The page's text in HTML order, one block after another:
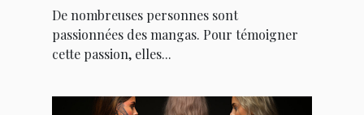
De nombreuses personnes sont
passionnées des mangas. Pour témoigner
cette passion, elles...